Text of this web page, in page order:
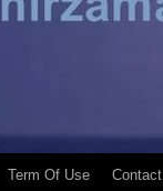
Term Of Use Contact